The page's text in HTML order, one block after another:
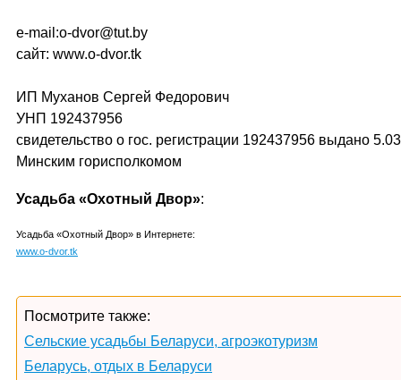
e-mail:o-dvor@tut.by
сайт: www.o-dvor.tk
ИП Муханов Сергей Федорович
УНП 192437956
свидетельство о гос. регистрации 192437956 выдано
Минским горисполкомом
Усадьба «Охотный Двор»:
Усадьба «Охотный Двор» в Интернете:
www.o-dvor.tk
Посмотрите также:
Сельские усадьбы Беларуси, агроэкотуризм
Беларусь, отдых в Беларуси